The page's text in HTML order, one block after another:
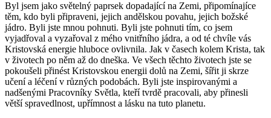
Byl jsem jako světelný paprsek dopadající na Zemi, připomínajíce
těm, kdo byli připraveni, jejich andělskou povahu, jejich božské
jádro. Byli jste mnou pohnuti. Byli jste pohnuti tím, co jsem
vyjadřoval a vyzařoval z mého vnitřního jádra, a od té chvíle vás
Kristovská energie hluboce ovlivnila. Jak v časech kolem Krista, tak
v životech po něm až do dneška. Ve všech těchto životech jste se
pokoušeli přinést Kristovskou energii dolů na Zemi, šířit ji skrze
učení a léčení v různých podobách. Byli jste inspirovanými a
nadšenými Pracovníky Světla, kteří tvrdě pracovali, aby přinesli
větší spravedlnost, upřímnost a lásku na tuto planetu.